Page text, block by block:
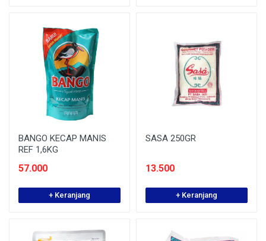
BANGO KECAP MANIS
REF 1,6KG
57.000
+ Keranjang
SASA 250GR
13.500
+ Keranjang